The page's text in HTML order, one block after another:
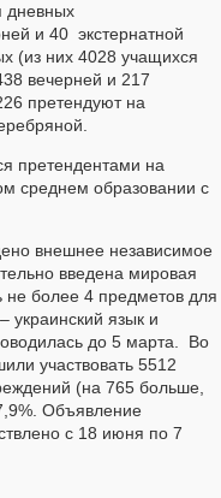
дневных
и 40 экстернатной
(из них 4028 учащихся
вечерней и 217
претендуют на
претендентами на
среднем образовании с
внешнее независимое
введена мировая
не более 4 предметов для
украинский язык и
до 5 марта. Во
участвовать 5512
(на 765 больше,
Объявление
с 18 июня по 7